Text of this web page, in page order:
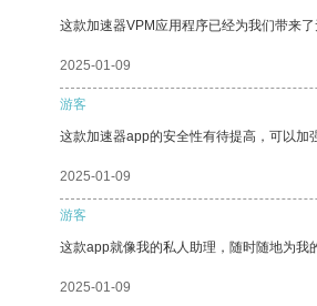
这款加速器VPM应用程序已经为我们带来了
2025-01-09
游客
这款加速器app的安全性有待提高，可以加
2025-01-09
游客
这款app就像我的私人助理，随时随地为我
2025-01-09